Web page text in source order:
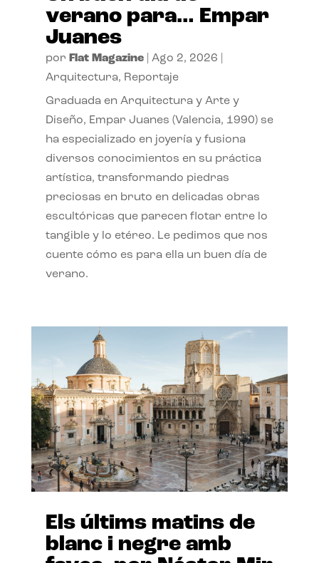
verano para… Empar
Juanes
por Flat Magazine| Ago 2, 2026
Arquitectura, Reportaje
Graduada en Arquitectura y Arte y
Diseño, Empar Juanes (Valencia, 1990) se
ha especializado en joyería y fusiona
diversos conocimientos en su práctica
artística, transformando piedras
preciosas en bruto en delicadas obras
escultóricas que parecen flotar entre lo
tangible y lo etéreo. Le pedimos que nos
cuente cómo es para ella un buen día de
verano.
Els últims matins de
blanc i negre amb